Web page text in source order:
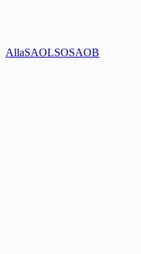
AllaSAOLSOSAOB